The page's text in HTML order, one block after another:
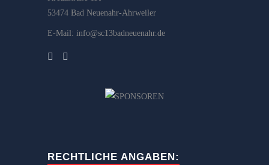
53474 Bad Neuenahr-Ahrweiler
E-Mail: info@sc13badneuenahr.de
RECHTLICHE ANGABEN: